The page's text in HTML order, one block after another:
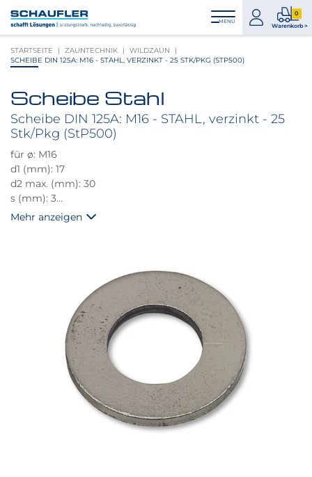
Inhalt
Hauptnavigation
Footernavigation
Logo
Schaufler
verlinkt
zur
MENÜ
zum
Konto
0
Warenkorb >
0
STARTSEITE ZAUNTECHNIK
WILDZAUN
SCHEIBE DIN 125A: M16 - STAHL, VERZINKT - 25 STK/PKG (STP500)
Produktbilder
Scheibe Stahl
Scheibe DIN 125A: M16 - STAHL, verzinkt - 25
Stk/Pkg (StP500)
für ø: M16
d1 (mm): 17
d2 max. (mm): 30
s (mm): 3
DIN: 125
Mehr anzeigen